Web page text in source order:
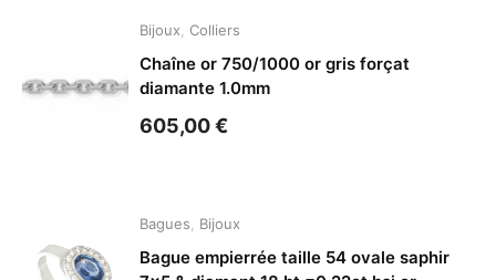
Bijoux Colliers
Chaîne or 750/1000 or gris forçat
diamante 1.0mm
605,00€
Bagues Bijoux
Bague empierrée taille 54 ovale saphir